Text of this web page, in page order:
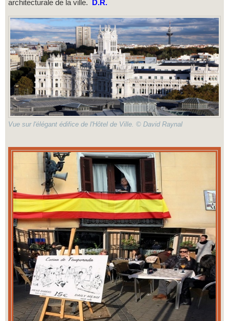
architecturale de la ville. D.R.
Vue sur l'élégant édifice de l'Hôtel de Ville. © David Raynal